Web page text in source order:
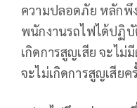
ความปลอดภัย หลักพึ
พนักงานรถไฟได้ปฏิ
เกิดการสูญเสีย จะไม่
จะไม่เกิดการสูญเสียค